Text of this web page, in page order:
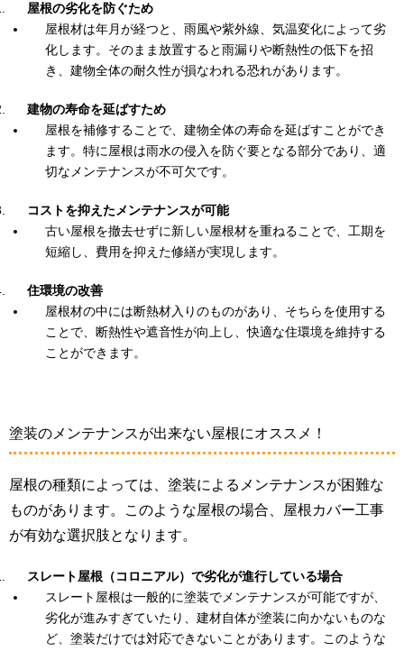
屋根の劣化を防ぐため
屋根材は年月が経つと、雨風や紫外線、気温変化によって劣
化します。そのまま放置すると雨漏りや断熱性の低下を招
き、建物全体の耐久性が損なわれる恐れがあります。
建物の寿命を延ばすため
屋根を補修することで、建物全体の寿命を延ばすことができ
ます。特に屋根は雨水の侵入を防ぐ要となる部分であり、適
切なメンテナンスが不可欠です。
コストを抑えたメンテナンスが可能
古い屋根を撤去せずに新しい屋根材を重ねることで、工期を
短縮し、費用を抑えた修繕が実現します。
住環境の改善
屋根材の中には断熱材入りのものがあり、そちらを使用する
ことで、断熱性や遮音性が向上し、快適な住環境を維持する
ことができます。
塗装のメンテナンスが出来ない屋根にオススメ！
屋根の種類によっては、塗装によるメンテナンスが困難な
ものがあります。このような屋根の場合、屋根カバー工事
が有効な選択肢となります。
スレート屋根（コロニアル）で劣化が進行している場合
スレート屋根は一般的に塗装でメンテナンスが可能ですが、
劣化が進みすぎていたり、建材自体が塗装に向かないものな
ど、塗装だけでは対応できないことがあります。このような